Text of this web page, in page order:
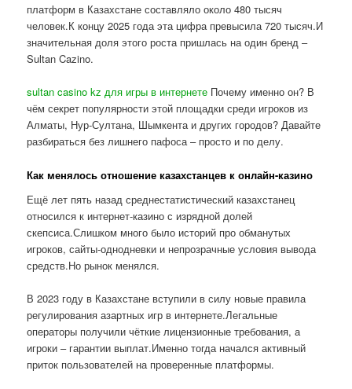
платформ в Казахстане составляло около 480 тысяч
человек.К концу 2025 года эта цифра превысила 720 тысяч.И
значительная доля этого роста пришлась на один бренд –
Sultan Cazino.
sultan casino kz для игры в интернете Почему именно он? В
чём секрет популярности этой площадки среди игроков из
Алматы, Нур-Султана, Шымкента и других городов? Давайте
разбираться без лишнего пафоса – просто и по делу.
Как менялось отношение казахстанцев к онлайн-казино
Ещё лет пять назад среднестатистический казахстанец
относился к интернет-казино с изрядной долей
скепсиса.Слишком много было историй про обманутых
игроков, сайты-однодневки и непрозрачные условия вывода
средств.Но рынок менялся.
В 2023 году в Казахстане вступили в силу новые правила
регулирования азартных игр в интернете.Легальные
операторы получили чёткие лицензионные требования, а
игроки – гарантии выплат.Именно тогда начался активный
приток пользователей на проверенные платформы.